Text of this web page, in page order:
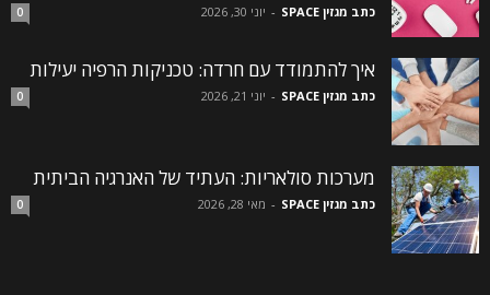
כתב מגזין SPACE - יוני 30, 2026 0
איך להתמודד עם חרדה: טכניקות הרפיה יעילות
כתב מגזין SPACE - יוני 21, 2026 0
מערכות סולאריות: העתיד של האנרגיה הביתית
כתב מגזין SPACE - מאי 28, 2026 0